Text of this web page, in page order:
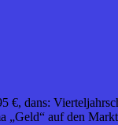
dans:
„Geld“ auf den